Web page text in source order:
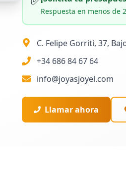
Respuesta en menos de
C. Felipe Gorriti, 37,
+34 686 84 67 64
info@joyasjoyel.com
Llamar ahora